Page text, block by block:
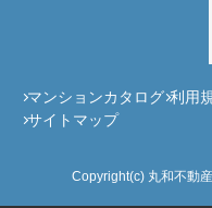
マンションカタログ 利用
サイトマップ
Copyright(c) 丸和不動